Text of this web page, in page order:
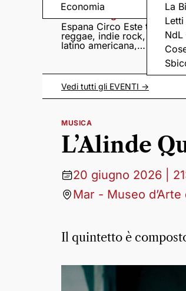
Economia
La
Letti
NdL
Espana Circo Este tra
reggae, indie rock,
latino americana,
il
Vedi tutti gli EVENTI ->
MUSICA
L’Alinde
20 giugno 2026 |
Mar - Museo
Il quintetto è